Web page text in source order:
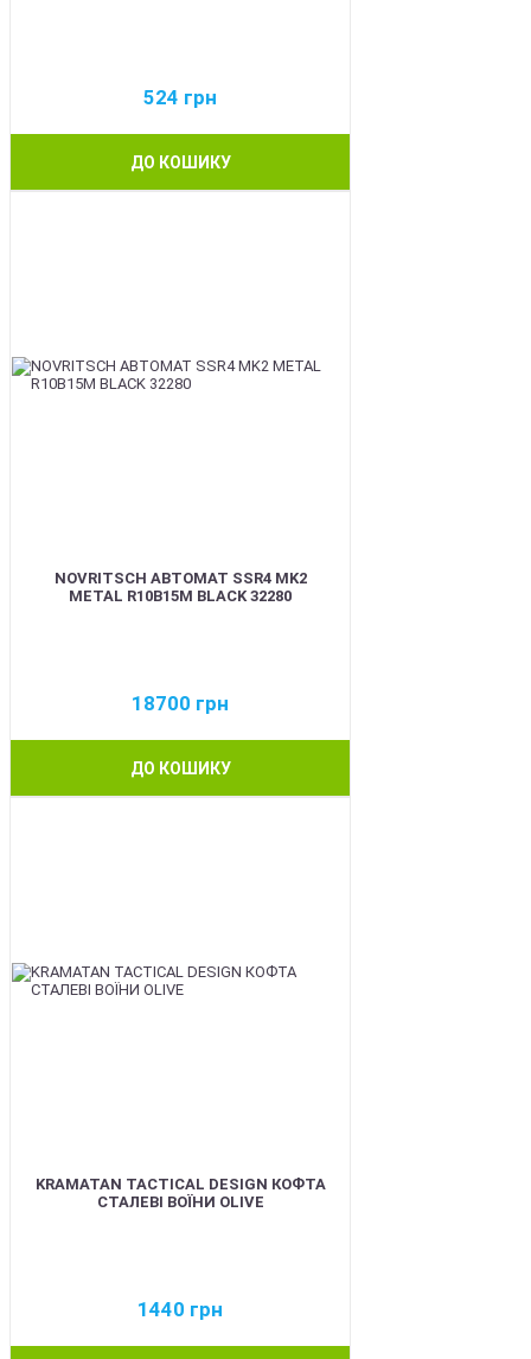
524 грн
ДО КОШИКУ
NOVRITSCH АВТОМАТ SSR4 MK2
METAL R10B15M BLACK 32280
18700 грн
ДО КОШИКУ
KRAMATAN TACTICAL DESIGN КОФТА
СТАЛЕВІ ВОЇНИ OLIVE
1440 грн